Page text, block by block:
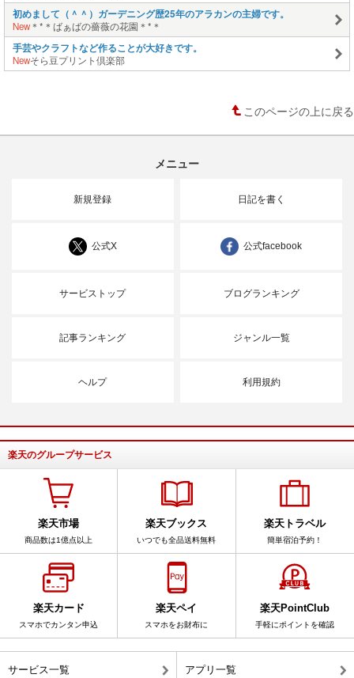
初めまして（＾＾）ガーデニング歴25年のアラカンの主婦です。
New＊*＊ばぁばの薔薇の花園＊*＊
手芸やクラフトなど作ることが大好きです。
Newそら豆プリント倶楽部
このページの上に戻る
メニュー
新規登録 日記を書く
公式X 公式facebook
サービストップ ブログランキング
記事ランキング ジャンル一覧
ヘルプ 利用規約
楽天のグループサービス
楽天市場
商品数は1億点以上
楽天ブックス
いつでも全品送料無料
楽天トラベル
簡単宿泊予約！
楽天カード
スマホでカンタン申込
楽天ペイ
スマホをお財布に
楽天PointClub
手軽にポイントを確認
サービス一覧 アプリ一覧